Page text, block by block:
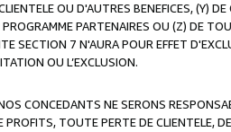
OU D'AUTRES BENEFICES, (Y)
PARTENAIRES OU (Z) DE
SECTION 7 N'AURA POUR EFFET
OU L’EXCLUSION.
CONCEDANTS NE SERONS
TOUTE PERTE DE CLIENTELE,